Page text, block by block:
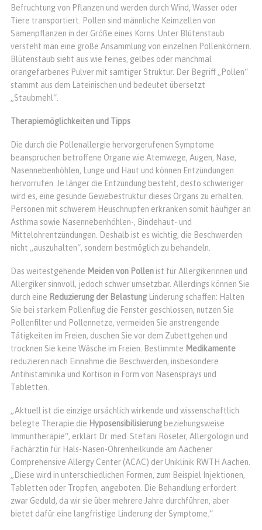
Befruchtung von Pflanzen und werden durch Wind, Wasser oder
Tiere transportiert. Pollen sind männliche Keimzellen von
Samenpflanzen in der Größe eines Korns. Unter Blütenstaub
versteht man eine große Ansammlung von einzelnen Pollenkörnern.
Blütenstaub sieht aus wie feines, gelbes oder manchmal
orangefarbenes Pulver mit samtiger Struktur. Der Begriff „Pollen“
stammt aus dem Lateinischen und bedeutet übersetzt
„Staubmehl“.
Therapiemöglichkeiten und Tipps
Die durch die Pollenallergie hervorgerufenen Symptome
beanspruchen betroffene Organe wie Atemwege, Augen, Nase,
Nasennebenhöhlen, Lunge und Haut und können Entzündungen
hervorrufen. Je länger die Entzündung besteht, desto schwieriger
wird es, eine gesunde Gewebestruktur dieses Organs zu erhalten.
Personen mit schwerem Heuschnupfen erkranken somit häufiger an
Asthma sowie Nasennebenhöhlen-, Bindehaut- und
Mittelohrentzündungen. Deshalb ist es wichtig, die Beschwerden
nicht „auszuhalten“, sondern bestmöglich zu behandeln.
Das weitestgehende Meiden von Pollen ist für Allergikerinnen und
Allergiker sinnvoll, jedoch schwer umsetzbar. Allerdings können Sie
durch eine Reduzierung der Belastung Linde­rung schaffen: Halten
Sie bei starkem Pollenflug die Fenster geschlossen, nutzen Sie
Pollenfilter und Pollennetze, vermeiden Sie anstrengende
Tätigkeiten im Freien, duschen Sie vor dem Zubettgehen und
trocknen Sie keine Wäsche im Freien. Bestimmte Medikamente
reduzieren nach Einnahme die Beschwerden, insbesondere
Antihistaminika und Kortison in Form von Nasensprays und
Tabletten.
„Aktuell ist die einzige ursächlich wirkende und wissen­schaftlich
belegte Therapie die Hyposensibilisierung beziehungsweise
Immuntherapie“, erklärt Dr. med. Stefani Röseler, Allergologin und
Fachärztin für Hals-Nasen-Ohrenheilkunde am Aachener
Comprehensive Allergy Center (ACAC) der Uniklinik RWTH Aachen.
„Diese wird in unterschiedlichen Formen, zum Beispiel Injektionen,
Tabletten oder Tropfen, angeboten. Die Behandlung erfordert
zwar Geduld, da wir sie über mehrere Jahre durchführen, aber
bietet dafür eine langfristige Linderung der Symptome.“